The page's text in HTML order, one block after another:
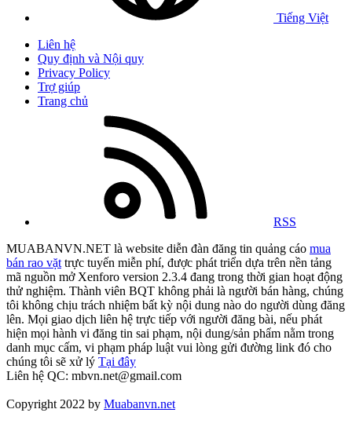
Tiếng Việt
Liên hệ
Quy định và Nội quy
Privacy Policy
Trợ giúp
Trang chủ
RSS
MUABANVN.NET là website diễn đàn đăng tin quảng cáo mua
bán rao vặttrực tuyến miễn phí, được phát triển dựa trên nền tảng
mã nguồn mở Xenforo version 2.3.4 đang trong thời gian hoạt động
thử nghiệm. Thành viên BQT không phải là người bán hàng, chúng
tôi không chịu trách nhiệm bất kỳ nội dung nào do người dùng đăng
lên. Mọi giao dịch liên hệ trực tiếp với người đăng bài, nếu phát
hiện mọi hành vi đăng tin sai phạm, nội dung/sản phẩm nằm trong
danh mục cấm, vi phạm pháp luật vui lòng gửi đường link đó cho
chúng tôi sẽ xử lý Tại đây
Liên hệ QC: mbvn.net@gmail.com
Copyright 2022 by Muabanvn.net